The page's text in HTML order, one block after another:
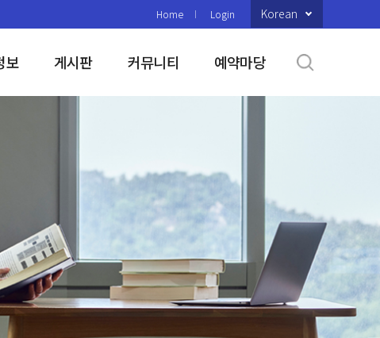
Home Login Korean
보 게시판 커뮤니티 예약마당